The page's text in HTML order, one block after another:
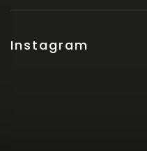
Instagram